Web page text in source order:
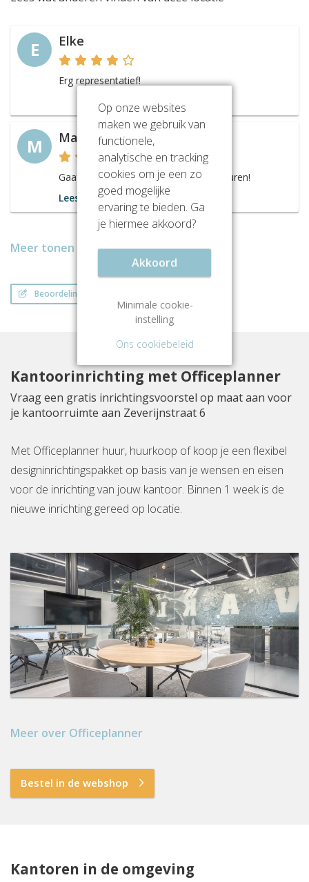
E Elke
Erg representatief!
M Manfred
Gaaf kantoorpand, vooral in de avonduren!
Lees meer
Meer tonen
Beoordeling schrijven
Kantoorinrichting met Officeplanner
Vraag een gratis inrichtingsvoorstel op maat aan voor
je kantoorruimte aan Zeverijnstraat 6
Met Officeplanner huur, huurkoop of koop je een flexibel
designinrichtingspakket op basis van je wensen en eisen
voor de inrichting van jouw kantoor. Binnen 1 week is de
nieuwe inrichting gereed op locatie.
Meer over Officeplanner
Bestel in de webshop
Kantoren in de omgeving
Op onze websites
maken we gebruik van
functionele,
analytische en tracking
cookies om je een zo
goed mogelijke
ervaring te bieden. Ga
je hiermee akkoord?
Akkoord
Minimale cookie-
instelling
Ons cookiebeleid